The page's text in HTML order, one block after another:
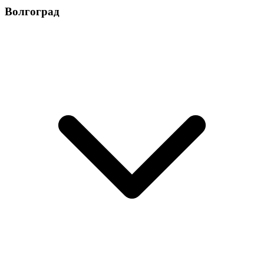
Волгоград